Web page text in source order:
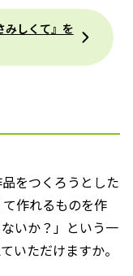
みしくて』を
品をつくろうとした
作れるものを作
いか？」という一
いただけますか。